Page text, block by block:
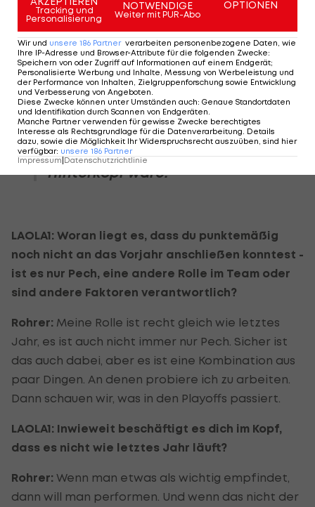
viel weniger als letzte Saison (32 in 68 Einsätzen,
Anm.). Doch mein Mindset und die Art und Weise,
wie ich spiele, sind grundsätzlich recht positiv. Es
gibt natürlich immer Sachen, woran man arbeitet.
Ich würde lügen, wenn die
Punkteausbeute nicht im
Hinterkopf wäre.
LAOLA1: Woran liegt es, dass du punktemäßig
noch nicht an das Vorjahr anschließen konntest -
ist es nur Pech, eine andere Rolle im Team oder
sind andere Faktoren verantwortlich?
Rohrer: Meine Rolle ist recht gleich wie letztes
Jahr, es ist auch nicht immer nur Pech. Sicher ist
das auch dabei, aber es ist eine Kombination aus
paar Dingen. An denen probiere ich zu arbeiten.
Dann schauen wir, was in den Playoffs passiert.
LAOLA1: Inwieweit beschäftigt es dich im Kopf,
dass es nicht wie letztes Jahr läuft?
Rohrer: Wenn man etwas als wichtig empfindet,
dann will man performen. Und wenn das nicht der
Tracking und
Personalisierung
NOTWENDIGE
Weiter mit PUR-Abo
OPTIONEN
Wir und unsere 186 Partner verarbeiten personenbezogene Daten, wie
Ihre IP-Adresse und Browser-Attribute für die folgenden Zwecke:
Speichern von oder Zugriff auf Informationen auf einem Endgerät;
Personalisierte Werbung und Inhalte, Messung von Werbeleistung und
der Performance von Inhalten, Zielgruppenforschung sowie Entwicklung
und Verbesserung von Angeboten
Diese Zwecke können unter Umständen auch: Genaue Standortdaten
und Identifikation durch Scannen von Endgeräten
Manche Partner verwenden für gewisse Zwecke berechtigtes
Interesse als Rechtsgrundlage für die Datenverarbeitung. Details
dazu, sowie die Möglichkeit Ihr Widerspruchsrecht auszuüben, sind hier
verfügbar: unsere 186 Partner
Impressum|Datenschutzrichtlinie